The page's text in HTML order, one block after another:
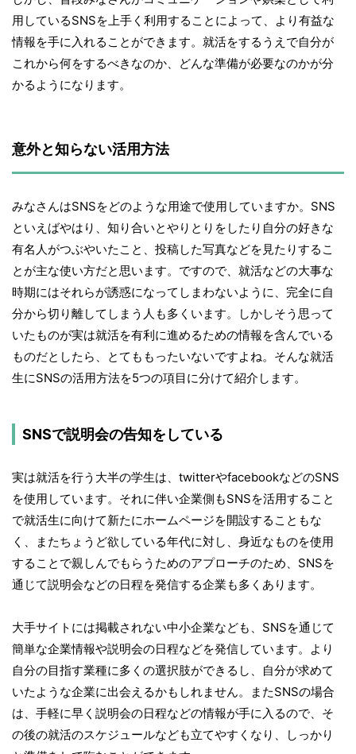
用しているSNSを上手く利用することによって、より有益な
情報を手に入れることができます。就活をするうえで自分が
これから何をするべきなのか、どんな準備が必要なのかが分
かるようになります。
意外と知らない活用方法
みなさんはSNSをどのような用途で使用していますか。SNS
といえばやはり、知り合いとやりとりをしたり自分の好きな
有名人がつぶやいたこと、投稿した写真などを見たりするこ
とが主な使い方だと思います。ですので、就活などの大事な
時期にはそれらが誘惑になってしまわないように、完全に自
分から切り離してしまう人も多くいます。しかしそう思って
いたものが実は就活を有利に進めるための情報を含んでいる
ものだとしたら、とてももったいないですよね。そんな就活
生にSNSの活用方法を5つの項目に分けて紹介します。
SNSで説明会の告知をしている
実は就活を行う大半の学生は、twitterやfacebookなどのSNS
を使用しています。それに伴い企業側もSNSを活用すること
で就活生に向けて新たにホームページを開設することもな
く、またちょうど欲している年代に対し、身近なものを使用
することで親しんでもらうためのアプローチのため、SNSを
通じて説明会などの日程を発信する企業も多くあります。
大手サイトには掲載されない中小企業なども、SNSを通じて
簡単な企業情報や説明会の日程などを発信しています。より
自分の目指す業種に多くの選択肢ができるし、自分が求めて
いたような企業に出会えるかもしれません。またSNSの場合
は、手軽に早く説明会の日程などの情報が手に入るので、そ
の後の就活のスケジュールなども立てやすくなり、しっかり